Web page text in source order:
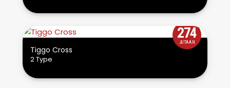
274
JUTAAN
Tiggo Cross
2 Type